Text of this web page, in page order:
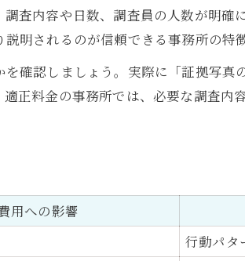
査内容や日数、調査員の人数が明確
明されるのが信頼できる事務所の特徴
確認しましょう。実際に「証拠写
正料金の事務所では、必要な調査内
用への影響
行動パタ